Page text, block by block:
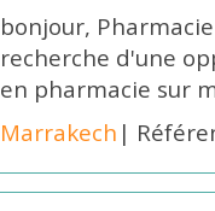
bonjour,
recherche d'une
en pharmacie sur
Marrakech |